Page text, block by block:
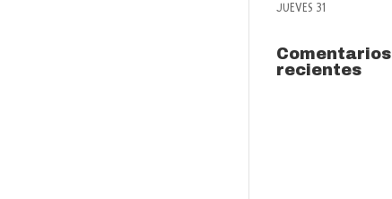
JUEVES 31
Comentarios
recientes